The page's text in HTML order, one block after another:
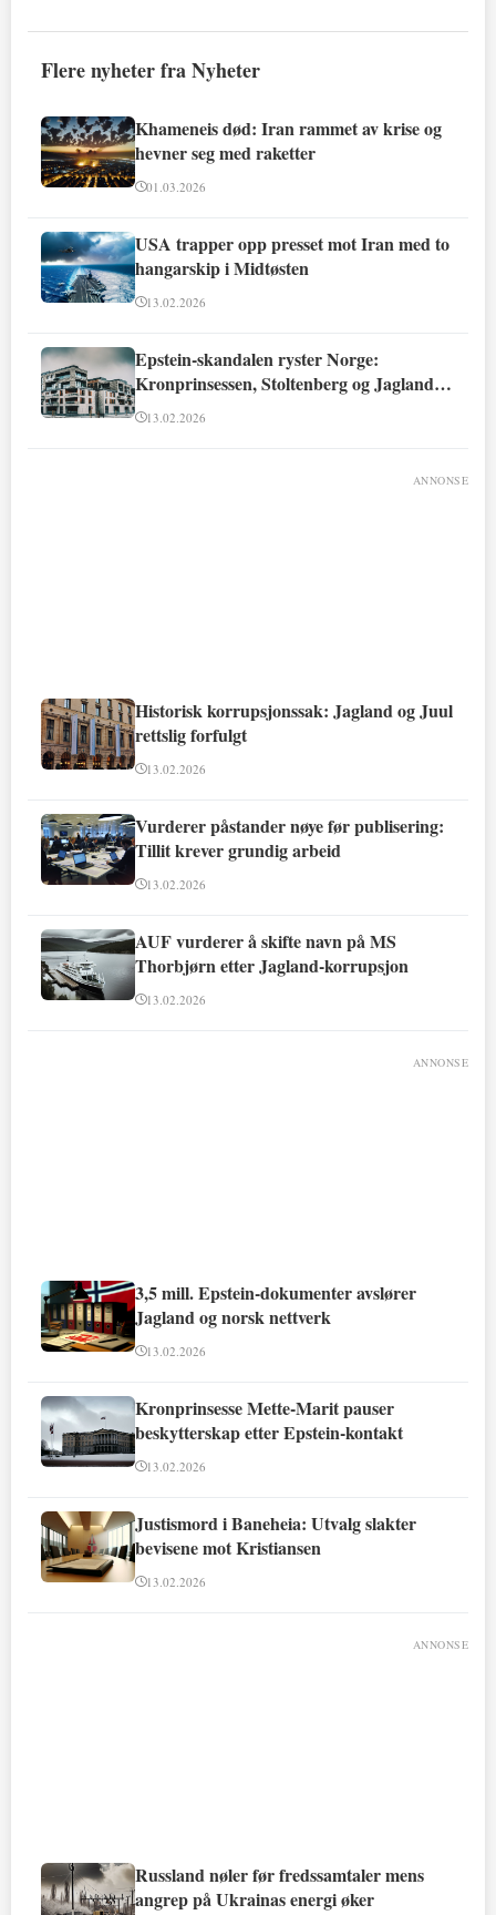
Flere nyheter fra Nyheter
Khameneis død: Iran rammet av krise og
hevner seg med raketter
01.03.2026
USA trapper opp presset mot Iran med to
hangarskip i Midtøsten
13.02.2026
Epstein-skandalen ryster Norge:
Kronprinsessen, Stoltenberg og Jagland
involvert
13.02.2026
ANNONSE
Historisk korrupsjonssak: Jagland og Juul
rettslig forfulgt
13.02.2026
Vurderer påstander nøye før publisering:
Tillit krever grundig arbeid
13.02.2026
AUF vurderer å skifte navn på MS
Thorbjørn etter Jagland-korrupsjon
13.02.2026
ANNONSE
3,5 mill. Epstein-dokumenter avslører
Jagland og norsk nettverk
13.02.2026
Kronprinsesse Mette-Marit pauser
beskytterskap etter Epstein-kontakt
13.02.2026
Justismord i Baneheia: Utvalg slakter
bevisene mot Kristiansen
13.02.2026
ANNONSE
Russland nøler før fredssamtaler mens
angrep på Ukrainas energi øker